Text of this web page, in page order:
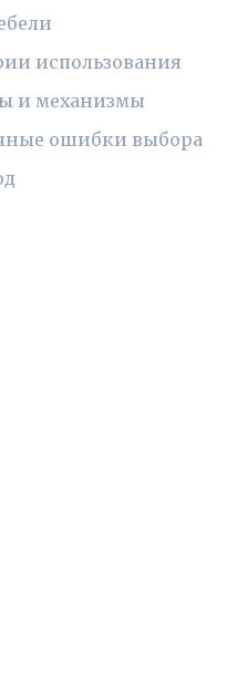
использования
и механизмы
ошибки выбора